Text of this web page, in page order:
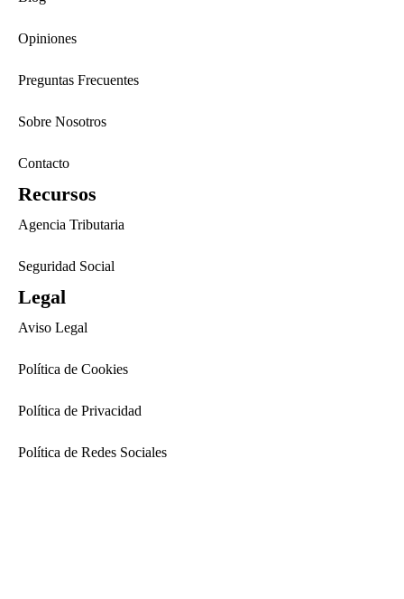
Opiniones
Preguntas Frecuentes
Sobre Nosotros
Contacto
Recursos
Agencia Tributaria
Seguridad Social
Legal
Aviso Legal
Política de Cookies
Política de Privacidad
Política de Redes Sociales